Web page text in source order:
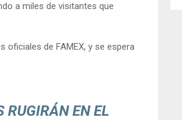
a miles de visitantes que
oficiales de FAMEX, y se espera
RUGIRÁN EN EL